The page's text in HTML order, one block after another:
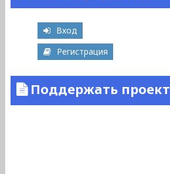
Вход
Регистрация
Поддержать проект